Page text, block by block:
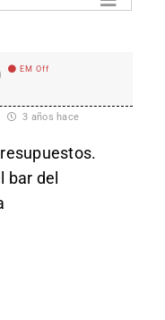
EM Off
3 años hace
bar del